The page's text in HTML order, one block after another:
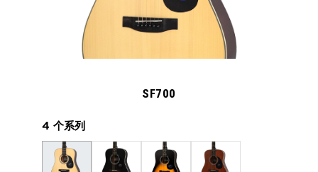
SF700
4 个系列